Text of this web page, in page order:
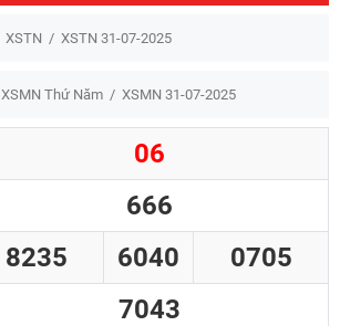
XSTN XSTN 31-07-2025
XSMN Thứ Năm XSMN 31-07-2025
06
666
8235 6040 0705
7043